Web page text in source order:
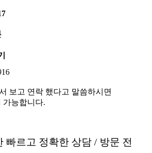
보고 연락 했다고 말씀하시면
가능합니다.
빠르고 정확한 상담 / 방문 전